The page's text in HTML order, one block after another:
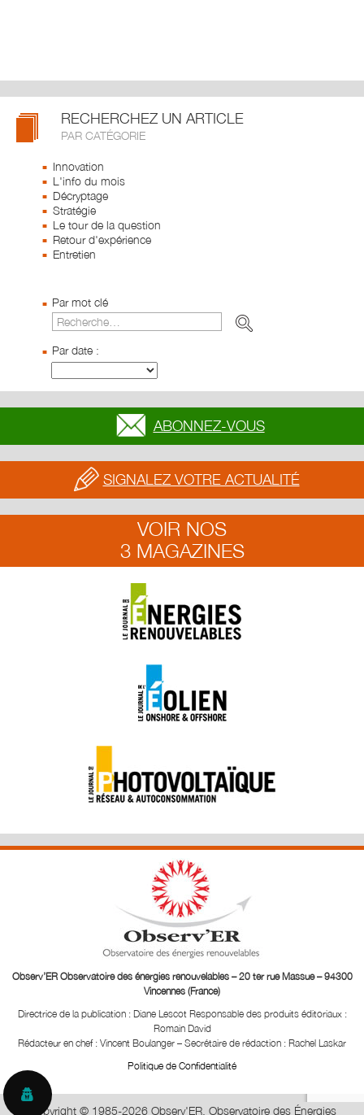
RECHERCHEZ UN ARTICLE
PAR CATÉGORIE
Innovation
L'info du mois
Décryptage
Stratégie
Le tour de la question
Retour d'expérience
Entretien
Par mot clé
Par date :
ABONNEZ-VOUS
SIGNALEZ VOTRE ACTUALITÉ
VOIR NOS
3 MAGAZINES
Observ’ER Observatoire des énergies renouvelables – 20 ter rue Massue – 94300
Vincennes (France)
Directrice de la publication : Diane Lescot Responsable des produits éditoriaux :
Romain David
Rédacteur en chef : Vincent Boulanger – Secrétaire de rédaction : Rachel Laskar
Politique de Confidentialité
Copyright © 1985-2026 Observ'ER, Observatoire des Énergies